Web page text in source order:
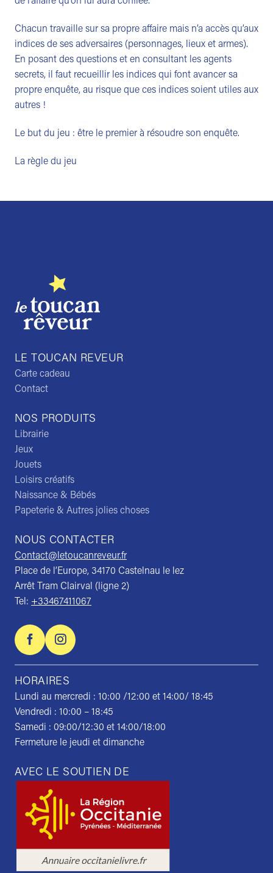
Chacun travaille sur sa propre affaire mais n’a accès qu’aux
indices de ses adversaires (personnages, lieux et armes).
En posant des questions et en consultant les agents
secrets, il faut recueillir les indices qui font avancer sa
propre enquête, au risque que ces indices soient utiles aux
autres !
Le but du jeu : être le premier à résoudre son enquête.
La règle du jeu
NOS PRODUITS
Librairie
Jeux
Jouets
Loisirs créatifs
Naissance & Bébés
Papeterie & Autres jolies choses
NOUS CONTACTER
Contact@letoucanreveur.fr
Place de l’Europe, 34170 Castelnau le lez
Arrêt Tram Clairval (ligne 2)
Tel: +33467411067
HORAIRES
Lundi au mercredi : 10:00 /12:00 et 14:00/ 18:45
Vendredi : 10:00 – 18:45
Samedi : 09:00/12:30 et 14:00/18:00
Fermeture le jeudi et dimanche
LE TOUCAN REVEUR
Carte cadeau
Contact
AVEC LE SOUTIEN DE